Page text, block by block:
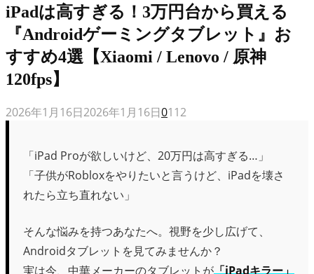
iPadは高すぎる！3万円台から買える
『Androidゲーミングタブレット』お
すすめ4選【Xiaomi / Lenovo / 原神
120fps】
2026年1月16日2026年1月16日0112
「iPad Proが欲しいけど、20万円は高すぎる…」
「子供がRobloxをやりたいと言うけど、iPadを壊さ
れたら立ち直れない」
そんな悩みを持つあなたへ。視野を少し広げて、
Androidタブレットを見てみませんか？
実は今、中華メーカーのタブレットが「iPadキラー」